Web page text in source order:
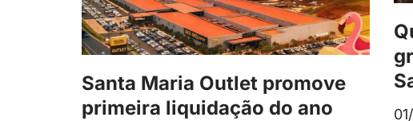
Santa Maria Outlet promove
primeira liquidação do ano